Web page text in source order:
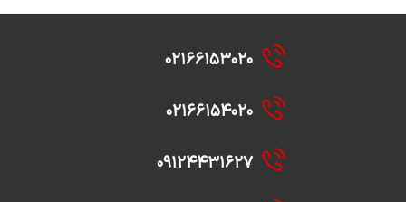
۰۲۱۶۶۱۵۳۰۲۰
۰۲۱۶۶۱۵۴۰۲۰
۰۹۱۲۴۴۳۱۶۲۷